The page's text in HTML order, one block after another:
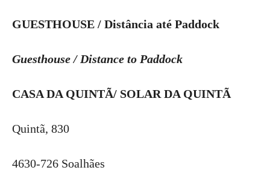
GUESTHOUSE / Distância até Paddock
Guesthouse / Distance to Paddock
CASA DA QUINTÃ/ SOLAR DA QUINTÃ
Quintã, 830
4630-726 Soalhães